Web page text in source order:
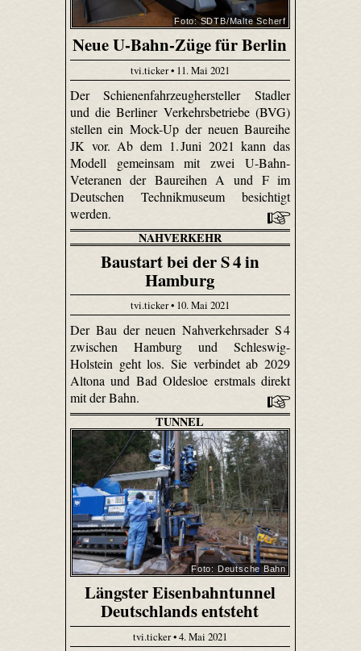
Foto: SDTB/Malte Scherf
Neue U-Bahn-Züge für Berlin
tvi.ticker • 11. Mai 2021
Der Schienenfahrzeughersteller Stadler
und die Berliner Verkehrsbetriebe (BVG)
stellen ein Mock-Up der neuen Baureihe
JK vor. Ab dem 1. Juni 2021 kann das
Modell gemeinsam mit zwei U-Bahn-
Veteranen der Baureihen A und F im
Deutschen Technikmuseum besichtigt
werden.
NAHVERKEHR
Baustart bei der S 4 in
Hamburg
tvi.ticker • 10. Mai 2021
Der Bau der neuen Nahverkehrsader S 4
zwischen Hamburg und Schleswig-
Holstein geht los. Sie verbindet ab 2029
Altona und Bad Oldesloe erstmals direkt
mit der Bahn.
TUNNEL
Foto: Deutsche Bahn
Längster Eisenbahntunnel
Deutschlands entsteht
tvi.ticker • 4. Mai 2021